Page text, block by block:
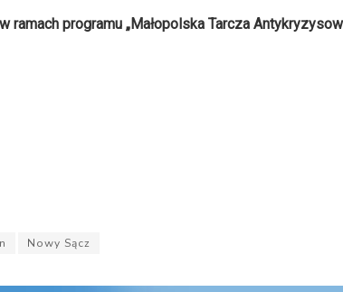
programu „Małopolska Tarcza
Nowy Sącz